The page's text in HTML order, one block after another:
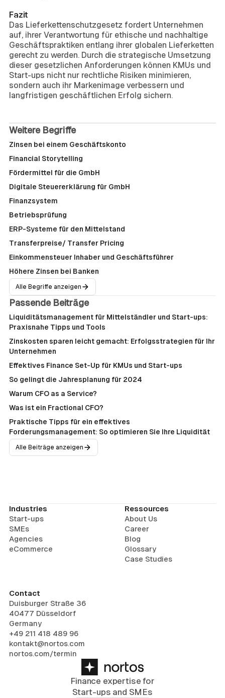
Fazit
Das Lieferkettenschutzgesetz fordert Unternehmen
auf, ihrer Verantwortung für ethische und nachhaltige
Geschäftspraktiken entlang ihrer globalen Lieferketten
gerecht zu werden. Durch die strategische Umsetzung
dieser gesetzlichen Anforderungen können KMUs und
Start-ups nicht nur rechtliche Risiken minimieren,
sondern auch ihr Markenimage verbessern und
langfristigen geschäftlichen Erfolg sichern.
Weitere Begriffe
Zinsen bei einem Geschäftskonto
Financial Storytelling
Fördermittel für die GmbH
Digitale Steuererklärung für GmbH
Finanzsystem
Betriebsprüfung
ERP-Systeme für den Mittelstand
Transferpreise/ Transfer Pricing
Einkommensteuer Inhaber und Geschäftsführer
Höhere Zinsen bei Banken
Alle Begriffe anzeigen
Passende Beiträge
Liquiditätsmanagement für Mittelständler und Start-ups:
Praxisnahe Tipps und Tools
Zinskosten sparen leicht gemacht: Erfolgsstrategien für Ihr
Unternehmen
Effektives Finance Set-Up für KMUs und Start-ups
So gelingt die Jahresplanung für 2024
Warum CFO as a Service?
Was ist ein Fractional CFO?
Praktische Tipps für ein effektives
Forderungsmanagement: So optimieren Sie Ihre Liquidität
Alle Beiträge anzeigen
Finance expertise for
Start-ups and SMEs
Industries
Start-ups
SMEs
Agencies
eCommerce
Ressources
About Us
Career
Blog
Glossary
Case Studies
Contact
Duisburger Straße 36
40477 Düsseldorf
Germany
+49 211 418 489 96
kontakt@nortos.com
nortos.com/termin